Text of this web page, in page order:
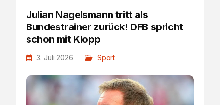
Julian Nagelsmann tritt als
Bundestrainer zurück! DFB spricht
schon mit Klopp
3. Juli 2026 Sport